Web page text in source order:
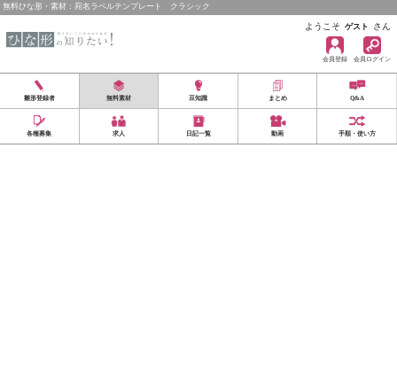
無料ひな形・素材：宛名ラベルテンプレート クラシック
ようこそ ゲスト さん
会員登録 会員ログイン
雛形登録者 無料素材 豆知識 まとめ Q&A
各種募集 求人 日記一覧 動画 手順・使い方